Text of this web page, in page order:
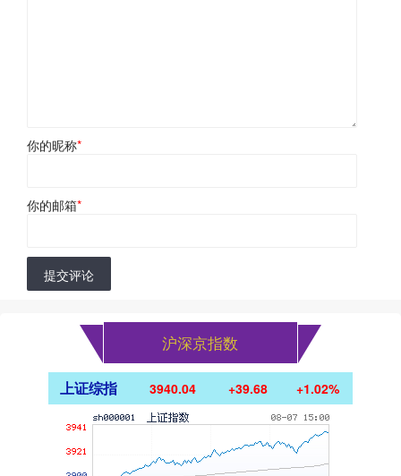
你的昵称*
你的邮箱*
提交评论
沪深京指数
上证综指 3940.04 +39.68 +1.02%